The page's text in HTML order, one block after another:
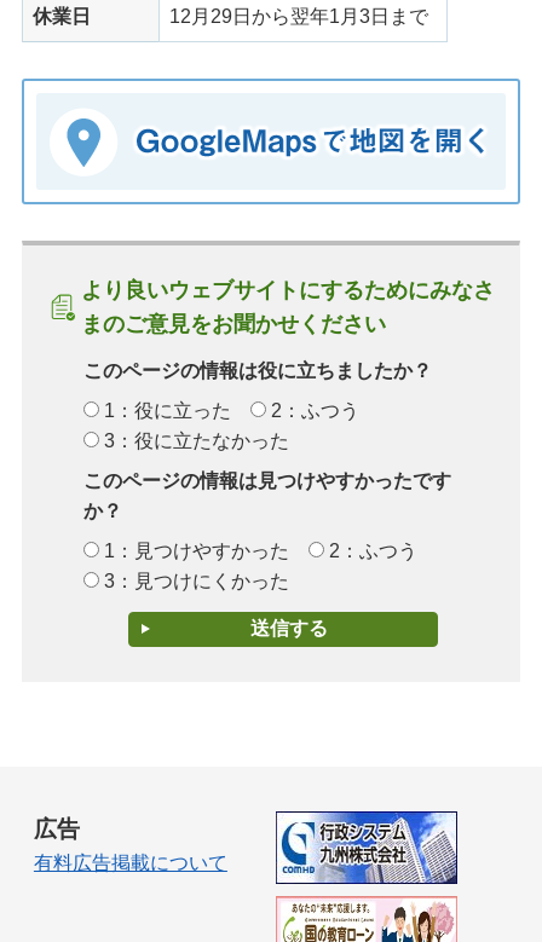
休業日 12月29日から翌年1月3日まで
より良いウェブサイトにするためにみなさ
まのご意見をお聞かせください
このページの情報は役に立ちましたか？
1：役に立った
2：ふつう
3：役に立たなかった
このページの情報は見つけやすかったです
か？
1：見つけやすかった
2：ふつう
3：見つけにくかった
広告
有料広告掲載について